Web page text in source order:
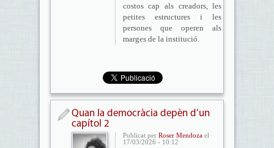
costos cap als creadors, les
petites estructures i les
persones que operen als
marges de la institució.
Quan la democràcia depèn d’un
capítol 2
Publicat per Roser Mendozael
17/03/2026 - 10:12